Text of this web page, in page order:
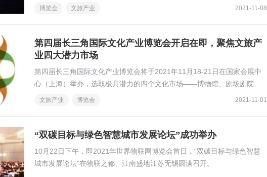
博览会 文旅产业 2021-11-08
​第四届长三角国际文化产业博览会开启在即，聚焦文旅产
业四大潜力市场
第四届长三角国际文化产业博览会将于2021年11月18-21日在国家会展中
心（上海）举办，选取极具潜力的四个文化市场——博物馆、剧场剧院、
主题乐园以及夜游经济。
文旅产业 博览会 2021-11-01
“双碳目标与绿色智慧城市发展论坛”成功举办
10月22日下午，即2021年世界物联网博览会首日，“双碳目标与绿色智慧
城市发展论坛”在物联之都、江南盛地江苏无锡圆满召开。